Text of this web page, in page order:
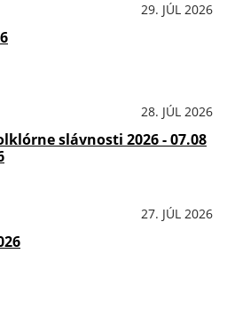
29. JÚL 2026
28. JÚL 2026
slávnosti 2026 - 07.08
27. JÚL 2026